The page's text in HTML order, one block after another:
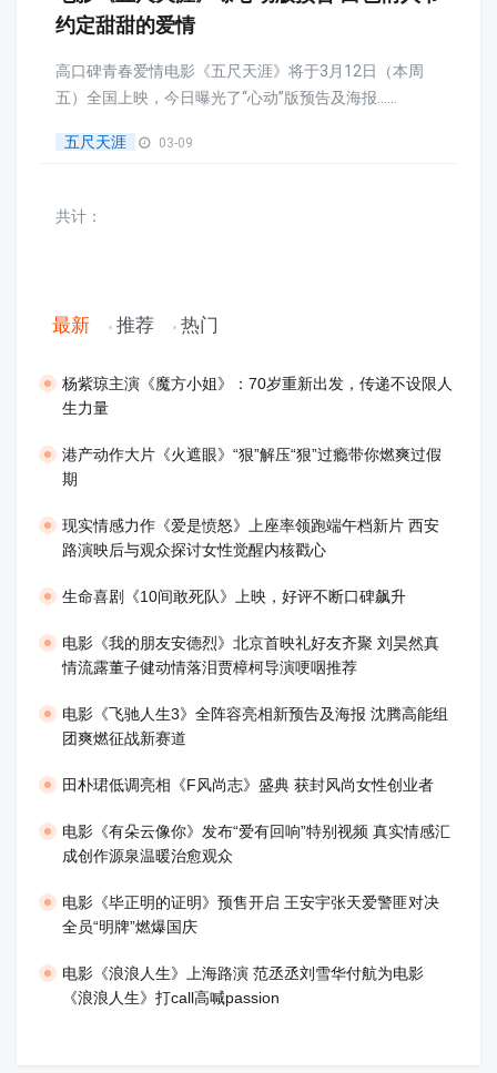
约定甜甜的爱情
高口碑青春爱情电影《五尺天涯》将于3月12日（本周
五）全国上映，今日曝光了“心动”版预告及海报......
五尺天涯 03-09
共计：
最新 推荐 热门
​杨紫琼主演《魔方小姐》：70岁重新出发，传递不设限人
生力量
港产动作大片《火遮眼》“狠”解压“狠”过瘾带你燃爽过假
期
现实情感力作《爱是愤怒》上座率领跑端午档新片 西安
路演映后与观众探讨女性觉醒内核戳心
生命喜剧《10间敢死队》上映，好评不断口碑飙升
​电影《我的朋友安德烈》北京首映礼好友齐聚 刘昊然真
情流露董子健动情落泪贾樟柯导演哽咽推荐
电影《飞驰人生3》全阵容亮相新预告及海报 沈腾高能组
团爽燃征战新赛道
田朴珺低调亮相《F风尚志》盛典 获封风尚女性创业者
电影《有朵云像你》发布“爱有回响”特别视频 真实情感汇
成创作源泉温暖治愈观众
​电影《毕正明的证明》预售开启 王安宇张天爱警匪对决
全员“明牌”燃爆国庆
​电影《浪浪人生》上海路演 范丞丞刘雪华付航为电影
《浪浪人生》打call高喊passion